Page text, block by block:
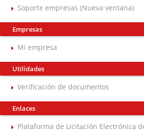
Soporte empresas (Nueva ventana)
Empresas
Mi empresa
Utilidades
Verificación de documentos
Enlaces
Plataforma de Licitación Electrónica